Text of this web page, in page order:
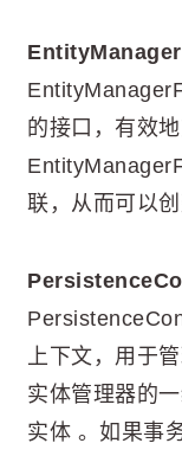
的接口，有效
联，从而可以
上下文，用于
实体管理器的
实体 。如果事